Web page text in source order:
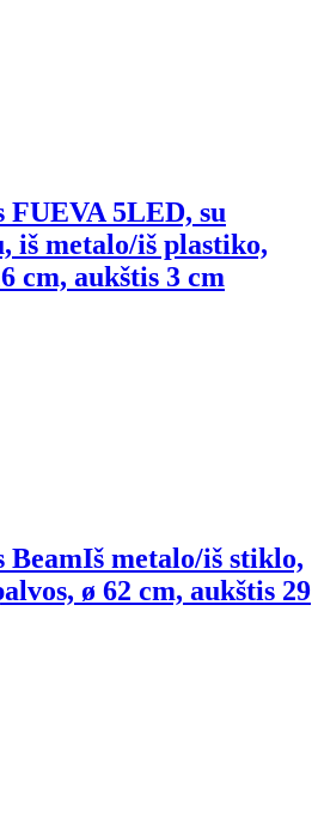
FUEVA 5LED, su
iš metalo/iš plastiko,
cm, aukštis 3 cm
BeamIš metalo/iš stiklo,
ø 62 cm, aukštis 29